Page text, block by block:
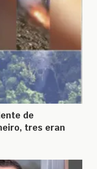
de
tres eran